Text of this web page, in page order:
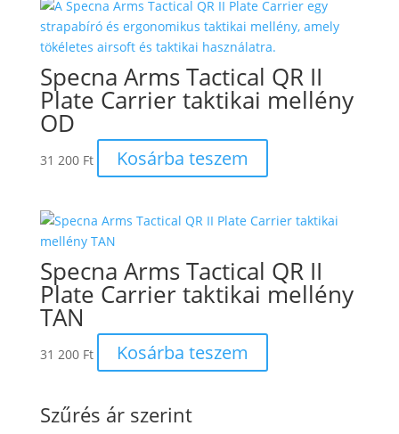
Specna Arms Tactical QR II
Plate Carrier taktikai mellény
OD
31 200 Ft Kosárba teszem
Specna Arms Tactical QR II
Plate Carrier taktikai mellény
TAN
31 200 Ft Kosárba teszem
Szűrés ár szerint